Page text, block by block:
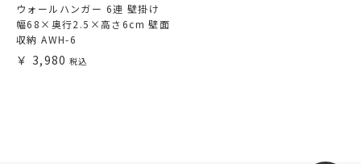
ウォールハンガー 6連 壁掛け
幅68×奥行2.5×高さ6cm 壁面
収納 AWH-6
3,980